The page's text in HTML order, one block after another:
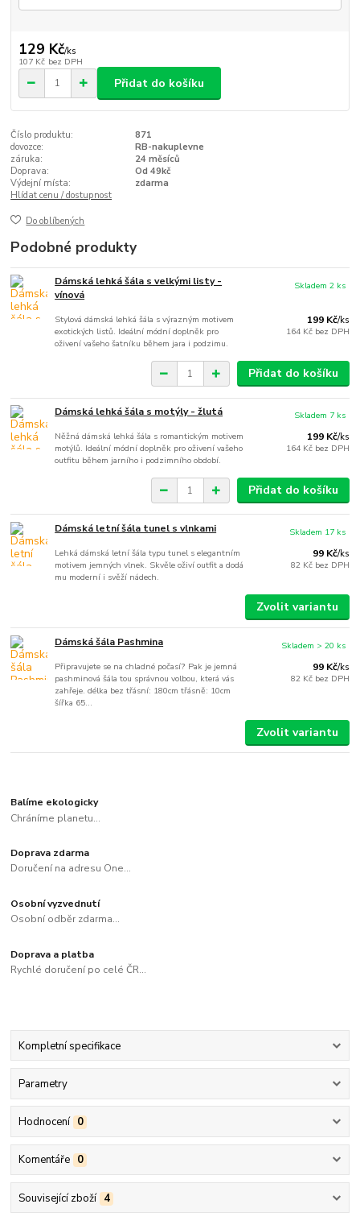
129 Kč/ks
107 Kč bez DPH
Přidat do košíku
Číslo produktu:
871
dovozce:
RB-nakuplevne
záruka:
24 měsíců
Doprava:
Od 49kč
Výdejní místa:
zdarma
Hlídat cenu / dostupnost
Do oblíbených
Podobné produkty
Dámská lehká šála s velkými listy -
vínová
Stylová dámská lehká šála s výrazným motivem
exotických listů. Ideální módní doplněk pro
oživení vašeho šatníku během jara i podzimu.
199 Kč/ks
164 Kč bez DPH
Skladem 2 ks
Přidat do košíku
Dámská lehká šála s motýly - žlutá
Něžná dámská lehká šála s romantickým motivem
motýlů. Ideální módní doplněk pro oživení vašeho
outfitu během jarního i podzimního období.
199 Kč/ks
164 Kč bez DPH
Skladem 7 ks
Přidat do košíku
Dámská letní šála tunel s vlnkami
Lehká dámská letní šála typu tunel s elegantním
motivem jemných vlnek. Skvěle oživí outfit a dodá
mu moderní i svěží nádech.
99 Kč/ks
82 Kč bez DPH
Skladem 17 ks
Zvolit variantu
Dámská šála Pashmina
Připravujete se na chladné počasí? Pak je jemná
pashminová šála tou správnou volbou, která vás
zahřeje. délka bez třásní: 180cm třásně: 10cm
šířka 65...
99 Kč/ks
82 Kč bez DPH
Skladem > 20 ks
Zvolit variantu
Balíme ekologicky
Chráníme planetu...
Doprava zdarma
Doručení na adresu One...
Osobní vyzvednutí
Osobní odběr zdarma...
Doprava a platba
Rychlé doručení po celé ČR...
Kompletní specifikace
Parametry
Hodnocení 0
Komentáře 0
Související zboží 4